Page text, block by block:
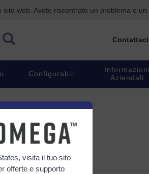
sito web. Avete riscontrato un problema o un
Contattaci
Configurabili
Informazioni
Aziendali
, visita il tuo sito
offerte e supporto